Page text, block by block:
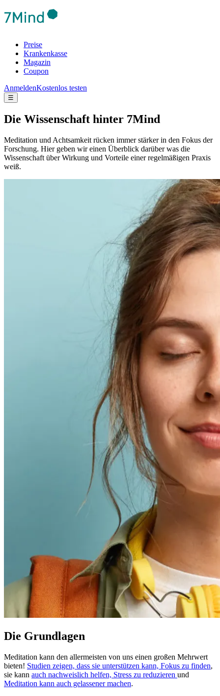
Preise
Krankenkasse
Magazin
Coupon
AnmeldenKostenlos testen
☰
Die Wis­sen­schaft hinter 7Mind
Meditation und Achtsamkeit rücken immer stärker in den Fokus der
Forschung. Hier geben wir einen Überblick darüber was die
Wissenschaft über Wirkung und Vorteile einer regelmäßigen Praxis
weiß.
Die Grundlagen
Meditation kann den allermeisten von uns einen großen Mehrwert
bieten! Stu­dien zeigen, dass sie unterstützen kann, Fokus zu finden,
sie kann auch nachweislich helfen, Stress zu redu­zie­ren und
Meditation kann auch gelas­se­ner machen.